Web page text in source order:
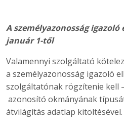
A személyazonosság igazoló
január 1-től
Valamennyi szolgáltató
a személyazonosság igazoló
szolgáltatónak rögzítenie kell
azonosító okmányának
átvilágítás adatlap kitöltésével.